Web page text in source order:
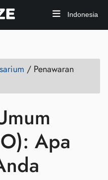
Indonesia
/ Penawaran
Apa